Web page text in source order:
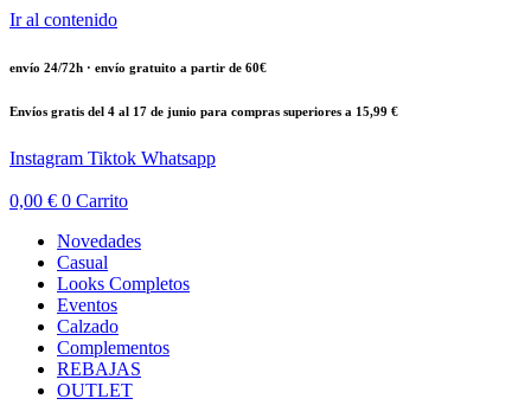
Ir al contenido
envío 24/72h · envío gratuito a partir de 60€
Envíos gratis del 4 al 17 de junio para compras superiores a 15,99 €
Instagram Tiktok Whatsapp
0,00 € 0 Carrito
Novedades
Casual
Looks Completos
Eventos
Calzado
Complementos
REBAJAS
OUTLET